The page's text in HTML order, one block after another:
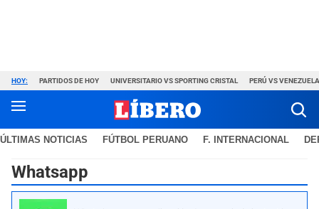
HOY: PARTIDOS DE HOY UNIVERSITARIO VS SPORTING CRISTAL PERÚ VS VENEZUELA
ÚLTIMAS NOTICIAS FÚTBOL PERUANO F. INTERNACIONAL
Whatsapp